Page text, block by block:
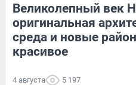
Великолепный век
оригинальная
среда и новые
красивое
4 августа 5 197